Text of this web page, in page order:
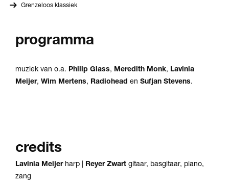
Grenzeloos klassiek
programma
muziek van o.a. Philip Glass, Meredith Monk, Lavinia
Meijer, Wim Mertens, Radiohead en Sufjan Stevens.
credits
Lavinia Meijerharp | Reyer Zwart gitaar, basgitaar, piano,
zang